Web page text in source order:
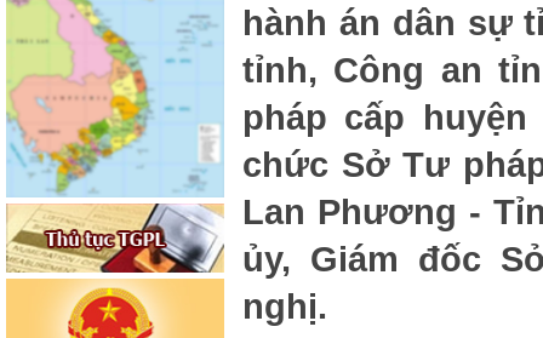
hành án dân sự
tỉnh, Công an
pháp cấp
chức Sở Tư
Lan Phương -
ủy, Giám đốc
nghị.